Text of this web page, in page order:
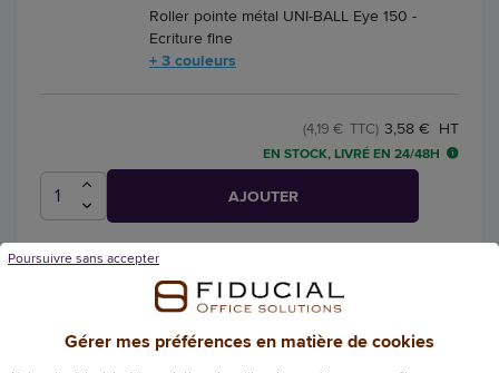
Roller pointe métal UNI-BALL Eye 150 -
Ecriture fine
+ 3 couleurs
3,58 € HT
(4,19 € TTC)
EN STOCK, LIVRÉ EN 24/48H
AJOUTER
Roller pointe aiguille écriture
Gérer mes préférences en matière de cookies
Poursuivre sans accepter